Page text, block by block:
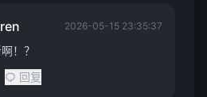
2026-05-15 23:35:37
！？
回复